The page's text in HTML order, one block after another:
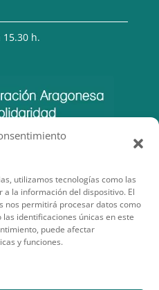
utilizamos tecnologías como las
la información del dispositivo. El
nos permitirá procesar datos como
identificaciones únicas en este
puede afectar
y funciones.
15.30 h.